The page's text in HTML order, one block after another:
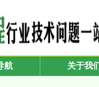
航 关于我